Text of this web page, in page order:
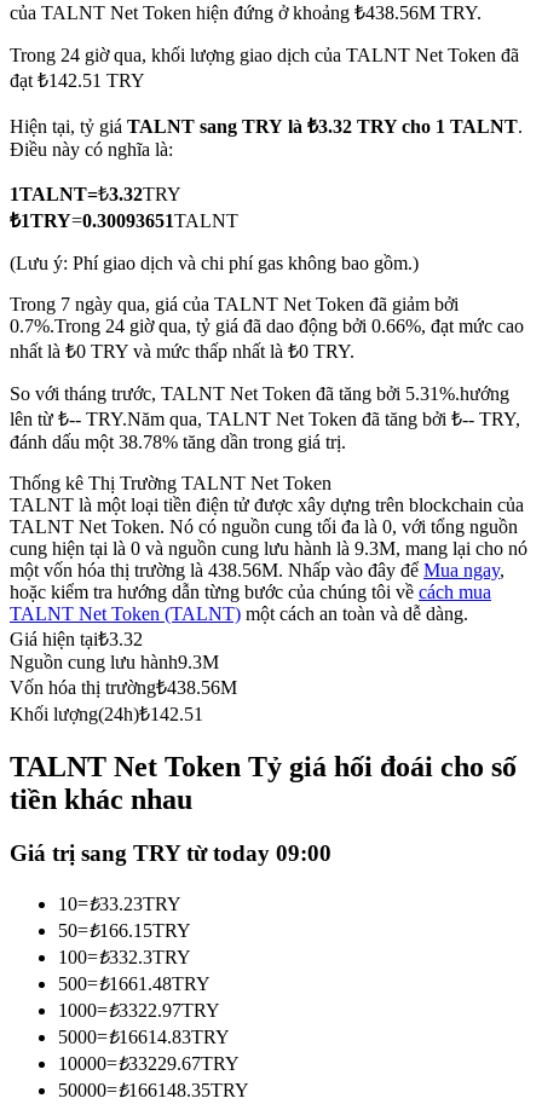
TradFi
USDC Futures vĩnh cửu
Futures sử dụng USDC làm tài sản thế chấp
Sao chép Giao dịch
Tham gia cùng các nhà giao dịch hàng đầu
Trở thành Nhà giao dịch Sao chép
Tận hưởng chia sẻ lợi nhuận và hoa hồng giao dịch sao chép
của TALNT Net Token hiện đứng ở khoảng ₺438.56M TRY.
Trong 24 giờ qua, khối lượng giao dịch của TALNT Net Token đã
đạt ₺142.51 TRY
Hiện tại, tỷ giá TALNT sang TRY là ₺3.32 TRY cho 1 TALNT.
Điều này có nghĩa là:
1TALNT=₺3.32TRY
₺1TRY=0.30093651TALNT
(Lưu ý: Phí giao dịch và chi phí gas không bao gồm.)
Trong 7 ngày qua, giá của TALNT Net Token đã giảm bởi
0.7%.Trong 24 giờ qua, tỷ giá đã dao động bởi 0.66%, đạt mức cao
nhất là ₺0 TRY và mức thấp nhất là ₺0 TRY.
So với tháng trước, TALNT Net Token đã tăng bởi 5.31%.hướng
lên từ ₺-- TRY.Năm qua, TALNT Net Token đã tăng bởi ₺-- TRY,
đánh dấu một 38.78% tăng dần trong giá trị.
Thống kê Thị Trường TALNT Net Token
TALNT là một loại tiền điện tử được xây dựng trên blockchain của
TALNT Net Token. Nó có nguồn cung tối đa là 0, với tổng nguồn
cung hiện tại là 0 và nguồn cung lưu hành là 9.3M, mang lại cho nó
một vốn hóa thị trường là 438.56M. Nhấp vào đây để Mua ngay,
hoặc kiểm tra hướng dẫn từng bước của chúng tôi về cách mua
TALNT Net Token (TALNT) một cách an toàn và dễ dàng.
Giá hiện tại₺3.32
Nguồn cung lưu hành9.3M
Vốn hóa thị trường₺438.56M
Khối lượng(24h)₺142.51
TALNT Net Token Tỷ giá hối đoái cho số
tiền khác nhau
Giá trị sang TRY từ today 09:00
10=₺33.23TRY
50=₺166.15TRY
100=₺332.3TRY
500=₺1661.48TRY
1000=₺3322.97TRY
5000=₺16614.83TRY
10000=₺33229.67TRY
50000=₺166148.35TRY